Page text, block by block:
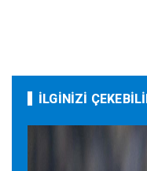
İLGİNİZİ